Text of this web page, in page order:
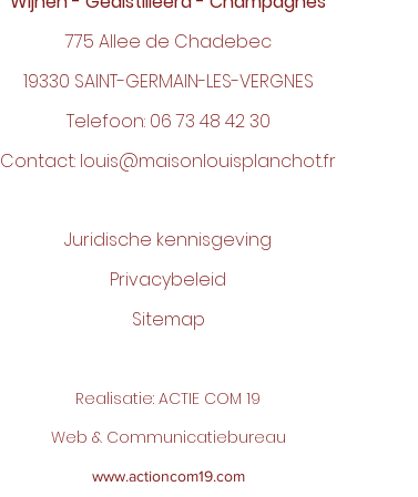
775 Allee de Chadebec
19330 SAINT-GERMAIN-LES-VERGNES
Telefoon: 06 73 48 42 30
Contact: louis@maisonlouisplanchot.fr
Juridische kennisgeving
Privacybeleid
Sitemap
Realisatie: ACTIE COM 19
Web & Communicatiebureau
www.actioncom19.com